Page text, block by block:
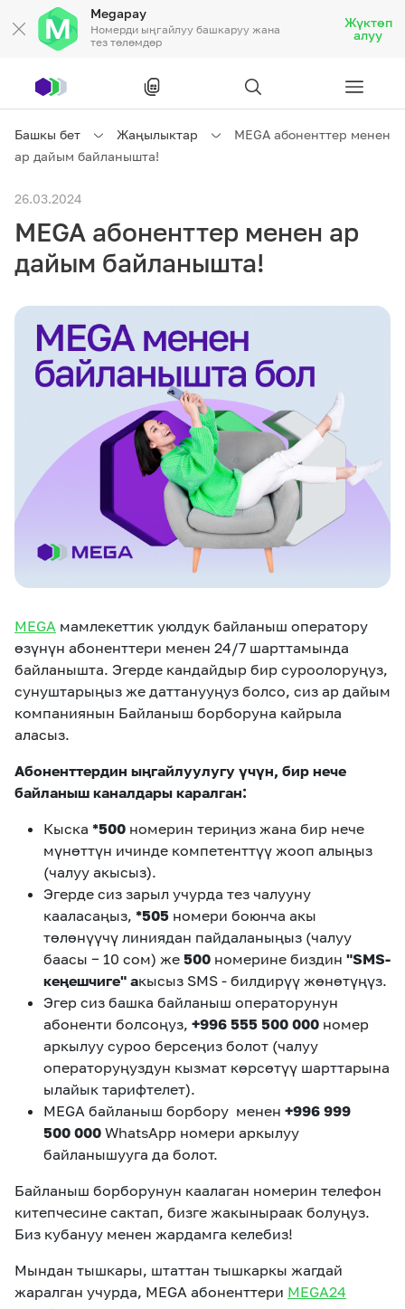
Megapay
Номерди ыңгайлуу башкаруу жана
тез төлөмдөр
Жүктөп
алуу
Жеке кардарларга
Ишкердик үчүн
Байланыш
Тарифтер
M2M
Кызматтар
Көңүл ачуучу
Чалуулар жана
SMS
Номерди тандоо SIM жеткирүү
Биз жөнүндө Жаңылыктар MEGAда иште
Өнөктөштөргө
Офис картасы
жана каптоо
Кызмат көрсөтүүлөр
MegaTV MegaPay MegaKassa
Башкы бет Жаңылыктар
MEGA абоненттер менен
ар дайым байланышта!
26.03.2024
MEGA абоненттер менен ар
дайым байланышта!
MEGA мамлекеттик уюлдук байланыш оператору
өзүнүн абоненттери менен 24/7 шарттамында
байланышта. Эгерде кандайдыр бир суроолоруңуз,
сунуштарыңыз же даттанууңуз болсо, сиз ар дайым
компаниянын Байланыш борборуна кайрыла
аласыз.
Абоненттердин ыңгайлуулугу үчүн, бир нече
байланыш каналдары каралган:
Кыска *500 номерин териңиз жана бир нече
мүнөттүн ичинде компетенттүү жооп алыңыз
(чалуу акысыз).
Эгерде сиз зарыл учурда тез чалууну
кааласаңыз, *505 номери боюнча акы
төлөнүүчү линиядан пайдаланыңыз (чалуу
баасы − 10 сом) же 500 номерине биздин "SMS-
кеңешчиге" акысыз SMS - билдирүү жөнөтүңүз.
Эгер сиз башка байланыш операторунун
абоненти болсоңуз, +996 555 500 000 номер
аркылуу суроо берсеңиз болот (чалуу
операторуңуздун кызмат көрсөтүү шарттарына
ылайык тарифтелет).
MEGA байланыш борбору менен +996 999
500 000 WhatsApp номери аркылуу
байланышууга да болот.
Байланыш борборунун каалаган номерин телефон
китепчесине сактап, бизге жакыныраак болуңуз.
Биз кубануу менен жардамга келебиз!
Мындан тышкары, штаттан тышкаркы жагдай
жаралган учурда, MEGA абоненттери MEGA24